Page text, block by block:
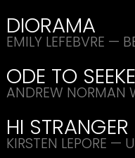
DIORAMA
EMILY LEFEBVRE —
ODE TO
ANDREW NORMAN
HI STRANGER
KIRSTEN LEPORE —